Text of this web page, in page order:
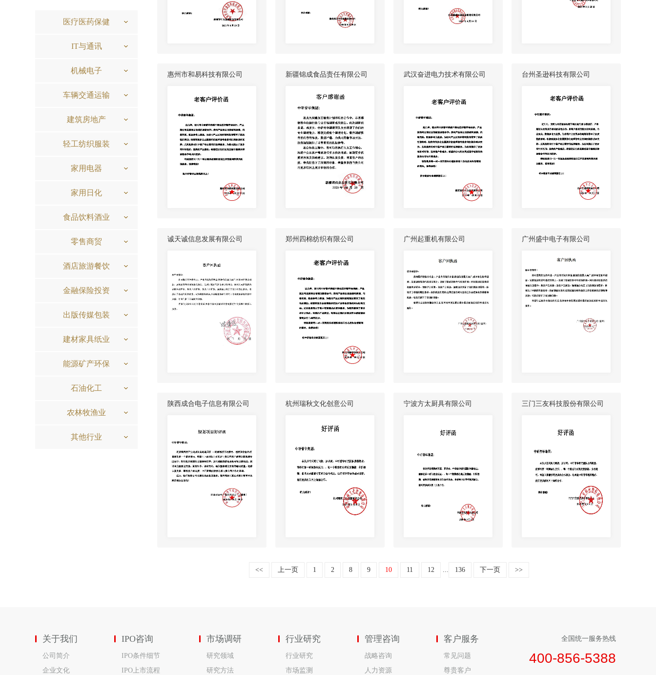
医疗医药保健
IT与通讯
机械电子
车辆交通运输
建筑房地产
轻工纺织服装
家用电器
家用日化
食品饮料酒业
零售商贸
酒店旅游餐饮
金融保险投资
出版传媒包装
建材家具纸业
能源矿产环保
石油化工
农林牧渔业
其他行业
惠州市和易科技有限公司 新疆锦成食品责任有限公司 武汉奋进电力技术有限公司 台州圣逊科技有限公司
诚天诚信息发展有限公司 郑州四棉纺织有限公司 广州起重机有限公司 广州盛中电子有限公司
陕西成合电子信息有限公司 杭州瑞秋文化创意公司 宁波方太厨具有限公司 三门三友科技股份有限公司
<< 上一页 1 2 8 9 10 11 12 ... 136 下一页 >>
关于我们
公司简介
企业文化
IPO咨询
IPO条件细节
IPO上市流程
市场调研
研究领域
研究方法
行业研究
行业研究
市场监测
管理咨询
战略咨询
人力资源
客户服务
常见问题
尊贵客户
全国统一服务热线
400-856-5388